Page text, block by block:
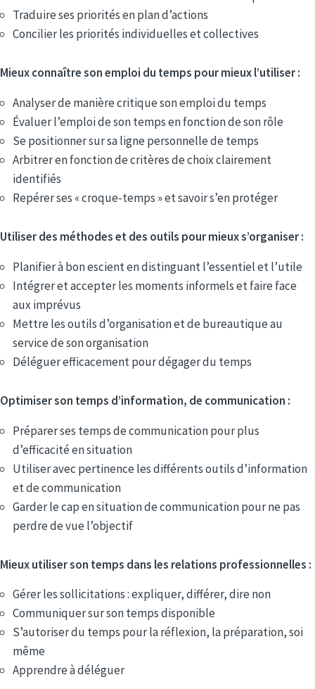
Traduire ses priorités en plan d’actions
Concilier les priorités individuelles et collectives
Mieux connaître son emploi du temps pour mieux l’utiliser :
Analyser de manière critique son emploi du temps
Évaluer l’emploi de son temps en fonction de son rôle
Se positionner sur sa ligne personnelle de temps
Arbitrer en fonction de critères de choix clairement
identifiés
Repérer ses « croque-temps » et savoir s’en protéger
Utiliser des méthodes et des outils pour mieux s’organiser :
Planifier à bon escient en distinguant l’essentiel et l’utile
Intégrer et accepter les moments informels et faire face
aux imprévus
Mettre les outils d’organisation et de bureautique au
service de son organisation
Déléguer efficacement pour dégager du temps
Optimiser son temps d’information, de communication :
Préparer ses temps de communication pour plus
d’efficacité en situation
Utiliser avec pertinence les différents outils d’information
et de communication
Garder le cap en situation de communication pour ne pas
perdre de vue l’objectif
Mieux utiliser son temps dans les relations professionnelles :
Gérer les sollicitations : expliquer, différer, dire non
Communiquer sur son temps disponible
S’autoriser du temps pour la réflexion, la préparation, soi
même
Apprendre à déléguer